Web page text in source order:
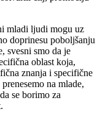
mladi ljudi mogu uz
doprinesu poboljšanju
svesni smo da je
oblast koja,
znanja i specifične
na mlade,
se borimo za